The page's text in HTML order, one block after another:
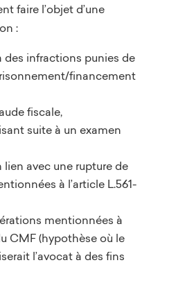
faire l’objet d’une
:
des infractions punies de
financement
fiscale,
suite à un examen
avec une rupture de
à l’article L.561-
mentionnées à
CMF (hypothèse où le
l’avocat à des fins